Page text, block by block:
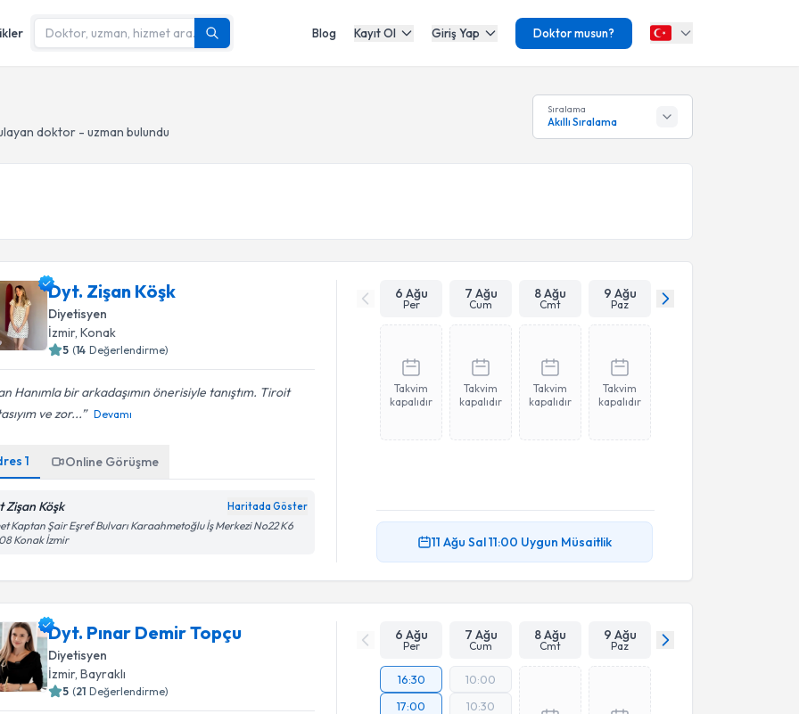
Blog Kayıt Ol Giriş Yap Doktor musun?
doktor - uzman bulundu
Sıralama
Akıllı Sıralama
Dyt. Zişan Köşk
Diyetisyen
İzmir, Konak
5 (14 Değerlendirme)
Hanımla bir arkadaşımın önerisiyle tanıştım. Tiroit
ve zor...
Devamı
1 Online Görüşme
Zişan Köşk Haritada Göster
Kaptan Şair Eşref Bulvarı Karaahmetoğlu İş Merkezi No22 K6
Konak İzmir
6 Ağu
Per
7 Ağu
Cum
8 Ağu
Cmt
9 Ağu
Paz
Takvim
kapalıdır
Takvim
kapalıdır
Takvim
kapalıdır
Takvim
kapalıdır
11 Ağu Sal11:00 Uygun Müsaitlik
Dyt. Pınar Demir Topçu
Diyetisyen
İzmir, Bayraklı
5 (21 Değerlendirme)
6 Ağu
Per
7 Ağu
Cum
8 Ağu
Cmt
9 Ağu
Paz
16:30
17:00
10:00
10:30